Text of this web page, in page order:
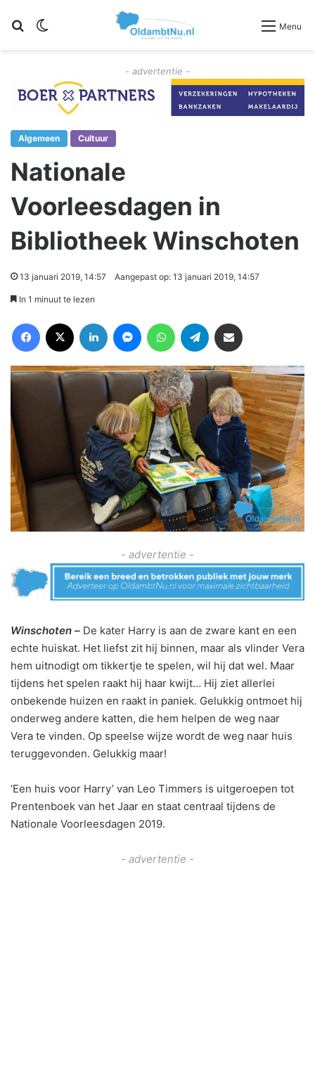
Zoeken Menu
- advertentie -
Algemeen Cultuur
Nationale
Voorleesdagen in
Bibliotheek Winschoten
13 januari 2019, 14:57 Aangepast op: 13 januari 2019, 14:57
In 1 minuut te lezen
- advertentie -
Winschoten – De kater Harry is aan de zware kant en een
echte huiskat. Het liefst zit hij binnen, maar als vlinder Vera
hem uitnodigt om tikkertje te spelen, wil hij dat wel. Maar
tijdens het spelen raakt hij haar kwijt… Hij ziet allerlei
onbekende huizen en raakt in paniek. Gelukkig ontmoet hij
onderweg andere katten, die hem helpen de weg naar
Vera te vinden. Op speelse wijze wordt de weg naar huis
teruggevonden. Gelukkig maar!
‘Een huis voor Harry’ van Leo Timmers is uitgeroepen tot
Prentenboek van het Jaar en staat centraal tijdens de
Nationale Voorleesdagen 2019.
- advertentie -